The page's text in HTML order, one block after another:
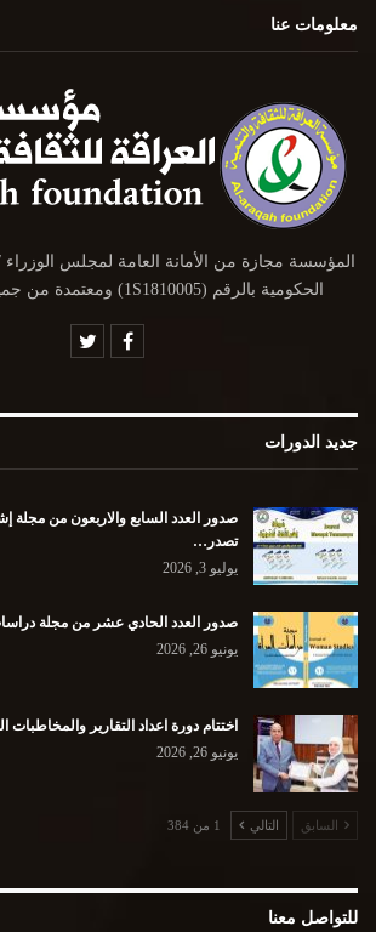
معلومات عنا
المؤسسة مجازة من الأمانة العامة لمجلس الوزراء
الحكومية بالرقم (1S1810005) ومعتمدة من جميع وزارات الدولة
جديد الدورات
صدور العدد السابع والاربعون من مجلة
تصدر…
يوليو 3, 2026
صدور العدد الحادي عشر من مجلة
يونيو 26, 2026
اختتام دورة اعداد التقارير
يونيو 26, 2026
السابق التالي 1 من 384
للتواصل معنا